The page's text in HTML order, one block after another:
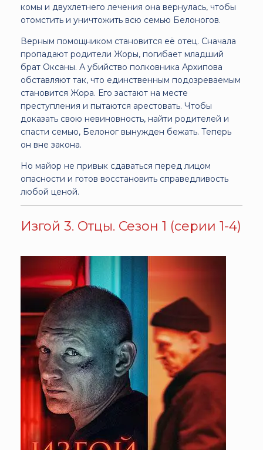
комы и двухлетнего лечения она вернулась, чтобы
отомстить и уничтожить всю семью Белоногов.
Верным помощником становится её отец. Сначала
пропадают родители Жоры, погибает младший
брат Оксаны. А убийство полковника Архипова
обставляют так, что единственным подозреваемым
становится Жора. Его застают на месте
преступления и пытаются арестовать. Чтобы
доказать свою невиновность, найти родителей и
спасти семью, Белоног вынужден бежать. Теперь
он вне закона.
Но майор не привык сдаваться перед лицом
опасности и готов восстановить справедливость
любой ценой.
Изгой 3. Отцы. Сезон 1 (серии 1-4)